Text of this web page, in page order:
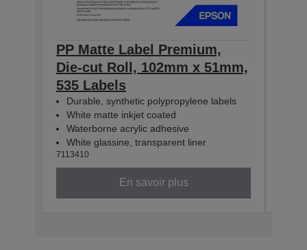
PP Matte Label Premium,
Die-cut Roll, 102mm x 51mm,
535 Labels
Durable, synthetic polypropylene labels
White matte inkjet coated
Waterborne acrylic adhesive
White glassine, transparent liner
7113410
En savoir plus